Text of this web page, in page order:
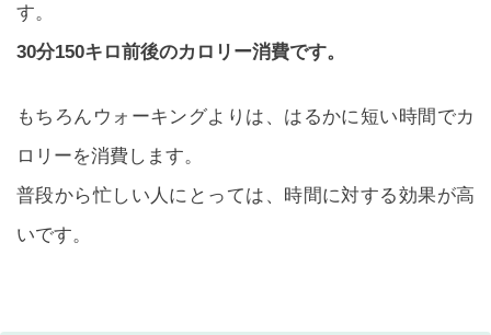
す。
30分150キロ前後のカロリー消費です。
もちろんウォーキングよりは、はるかに短い時間でカ
ロリーを消費します。
普段から忙しい人にとっては、時間に対する効果が高
いです。